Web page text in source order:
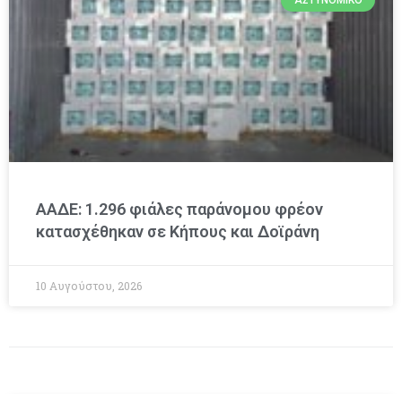
ΑΑΔΕ: 1.296 φιάλες παράνομου φρέον
κατασχέθηκαν σε Κήπους και Δοϊράνη
10 Αυγούστου, 2026